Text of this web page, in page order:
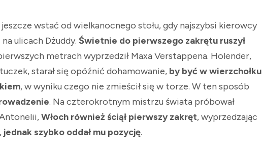
wstać od wielkanocnego stołu, gdy najszybsi kierowcy
ulicach Dżuddy. Świetnie do pierwszego zakrętu ruszył
metrach wyprzedził Maxa Verstappena. Holender,
starał się opóźnić dohamowanie, by być w wierzchołku
, w wyniku czego nie zmieścił się w torze. W ten sposób
. Na czterokrotnym mistrzu świata próbował
Włoch również ściął pierwszy zakręt, wyprzedzając
jednak szybko oddał mu pozycję.